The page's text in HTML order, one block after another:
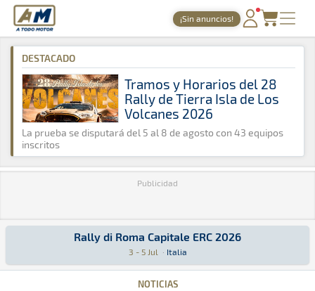
A Todo Motor · Revista del motor desde 1999
¡Sin anuncios!
PORTADA
TIEMPOS ONLINE
NOTICIAS
AGENDA
GALERÍAS
A Todo Motor » Agenda » 2026 » Julio
DESTACADO
Tramos y Horarios del 28
Rally de Tierra Isla de Los
Volcanes 2026
La prueba se disputará del 5 al 8 de agosto con 43 equipos
inscritos
Publicidad
Rally di Roma Capitale ERC 2026
Rally di Roma Capitale ERC 2026
3 - 5 Jul · Italia
ERC · Rally di Roma Capitale ERC 2026: Aquí podrás encontrar
NOTICIAS